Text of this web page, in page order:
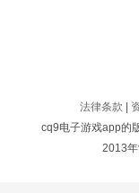
法律条款
cq9电子游戏app的
2013